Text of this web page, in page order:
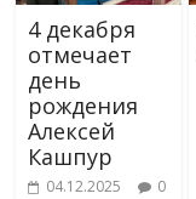
4 декабря
отмечает
день
рождения
Алексей
Кашпур
04.12.2025 0